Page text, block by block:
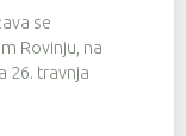
se
Rovinju, na
26. travnja